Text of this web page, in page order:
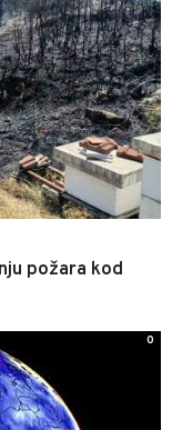
požara kod
0